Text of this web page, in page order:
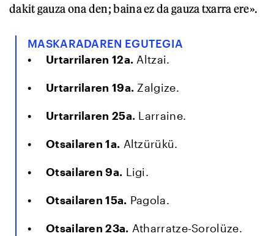
dakit gauza ona den; baina ez da gauza txarra ere».
MASKARADAREN EGUTEGIA
Urtarrilaren 12a. Altzai.
Urtarrilaren 19a. Zalgize.
Urtarrilaren 25a. Larraine.
Otsailaren 1a. Altzürükü.
Otsailaren 9a. Ligi.
Otsailaren 15a. Pagola.
Otsailaren 23a. Atharratze-Sorolüze.